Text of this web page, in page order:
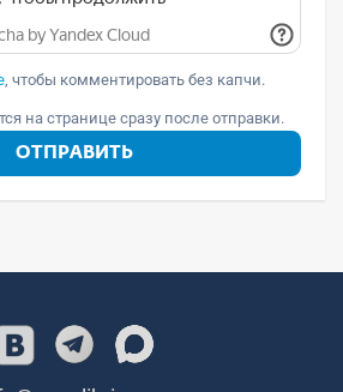
, чтобы комментировать без капчи.
на странице сразу после отправки.
ОТПРАВИТЬ